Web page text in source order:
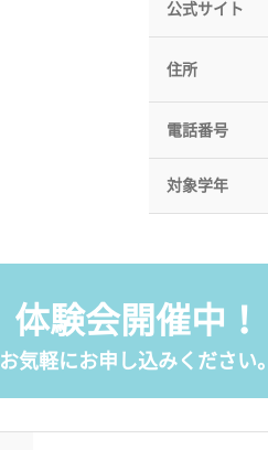
公式サイト
住所
電話番号
対象学年
体験会開催中！
お気軽にお申し込みください。